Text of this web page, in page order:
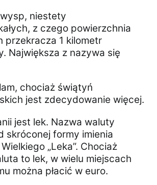
niestety
z czego powierzchnia
przekracza 1 kilometr
Największa z nazywa się
chociaż świątyń
jest zdecydowanie więcej.
jest lek. Nazwa waluty
skróconej formy imienia
„Leka”. Chociaż
to lek, w wielu miejscach
można płacić w euro.